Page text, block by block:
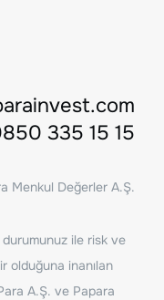
335 15 15
Menkul Değerler A.Ş.
durumunuz ile risk ve
olduğuna inanılan
A.Ş. ve Papara